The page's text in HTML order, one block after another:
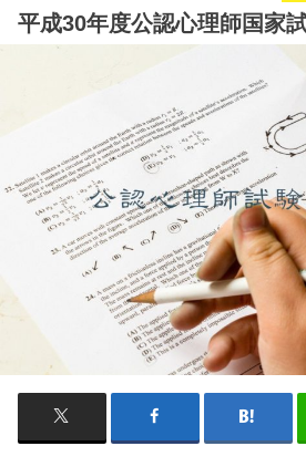
平成30年度公認心理師国家試